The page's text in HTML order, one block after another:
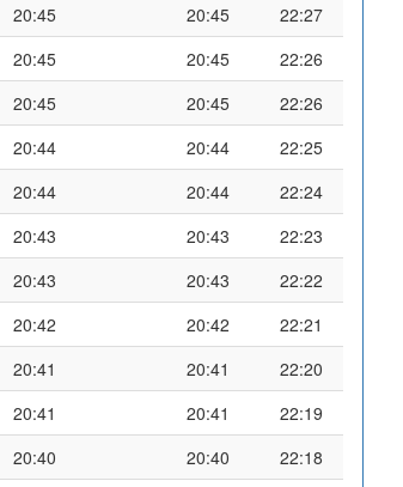
20:45 20:45
22:27
20:45 20:45
22:26
20:45 20:45
22:26
20:44 20:44
22:25
20:44 20:44
22:24
20:43 20:43
22:23
20:43 20:43
22:22
20:42 20:42
22:21
20:41 20:41
22:20
20:41 20:41
22:19
20:40 20:40
22:18